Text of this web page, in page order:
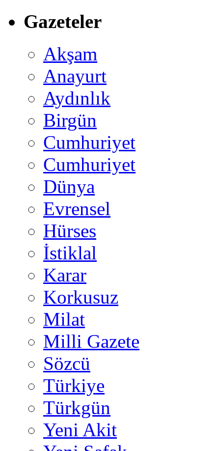
Gazeteler
Akşam
Anayurt
Aydınlık
Birgün
Cumhuriyet
Cumhuriyet
Dünya
Evrensel
Hürses
İstiklal
Karar
Korkusuz
Milat
Milli Gazete
Sözcü
Türkiye
Türkgün
Yeni Akit